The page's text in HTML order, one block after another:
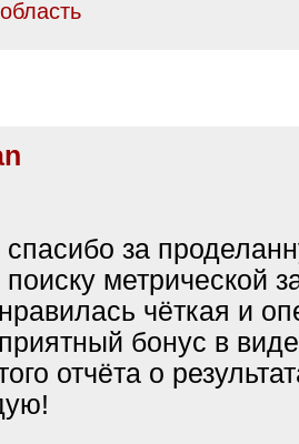
спасибо за
метрической
чёткая и
бонус в виде
отчёта о